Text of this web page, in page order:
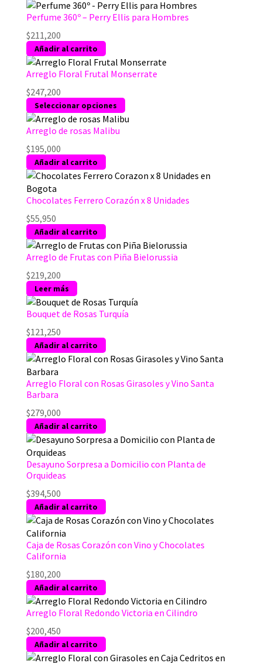
Perfume 360º – Perry Ellis para Hombres
$211,200
Añadir al carrito
Arreglo Floral Frutal Monserrate
$247,200
Seleccionar opciones
Este
producto
opciones
se
pueden
la
página
Arreglo de rosas Malibu
$195,000
Añadir al carrito
Chocolates Ferrero Corazón x 8 Unidades
$55,950
Añadir al carrito
Arreglo de Frutas con Piña Bielorussia
$219,200
Leer más
Bouquet de Rosas Turquía
$121,250
Añadir al carrito
Arreglo Floral con Rosas Girasoles y Vino Santa
Barbara
$279,000
Añadir al carrito
Desayuno Sorpresa a Domicilio con Planta de
Orquideas
$394,500
Añadir al carrito
Caja de Rosas Corazón con Vino y Chocolates
California
$180,200
Añadir al carrito
Arreglo Floral Redondo Victoria en Cilindro
$200,450
Añadir al carrito